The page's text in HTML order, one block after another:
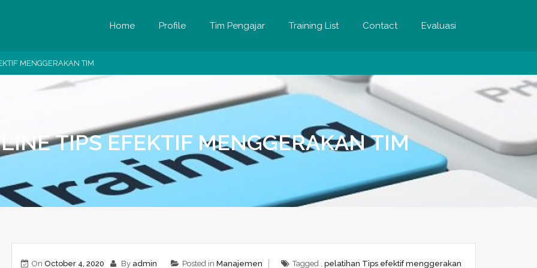
Home Profile Tim Pengajar Training List Contact Evaluasi
MENGGERAKAN TIM
TIPS EFEKTIF MENGGERAKAN TIM
On October 4, 2020 By admin Posted in Manajemen Tagged , pelatihan Tips efektif menggerakan